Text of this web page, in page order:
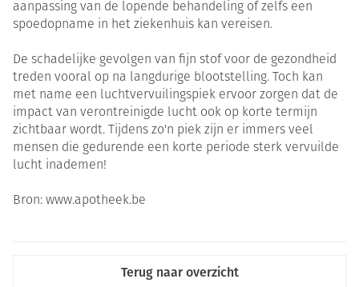
aanpassing van de lopende behandeling of zelfs een
spoedopname in het ziekenhuis kan vereisen.
De schadelijke gevolgen van fijn stof voor de gezondheid
treden vooral op na langdurige blootstelling. Toch kan
met name een luchtvervuilingspiek ervoor zorgen dat de
impact van verontreinigde lucht ook op korte termijn
zichtbaar wordt. Tijdens zo'n piek zijn er immers veel
mensen die gedurende een korte periode sterk vervuilde
lucht inademen!
Bron: www.apotheek.be
Terug naar overzicht